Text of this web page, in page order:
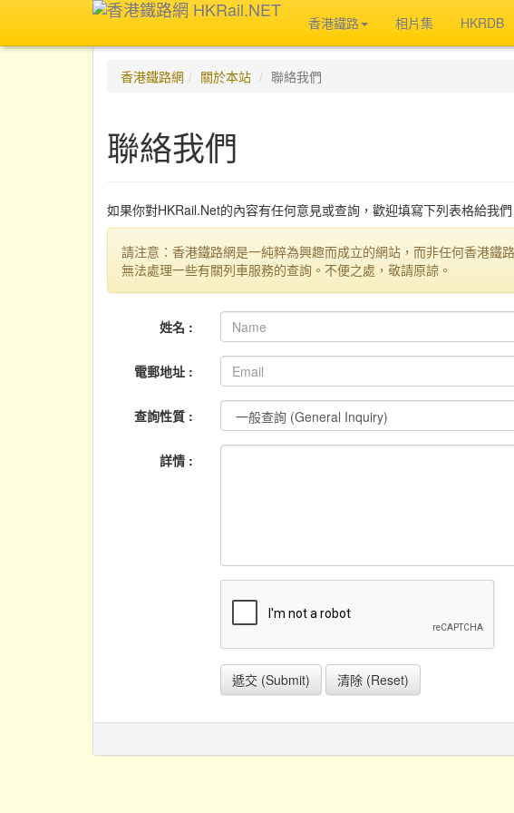
香港鐵路 相片集 HKRDB
香港鐵路網 關於本站 聯絡我們
聯絡我們
如果你對HKRail.Net的內容有任何意見或查詢，歡迎填寫下列表格給我們
請注意：香港鐵路網是一純粹為興趣而成立的網站，而非任何香港鐵
無法處理一些有關列車服務的查詢。不便之處，敬請原諒。
姓名 :
電郵地址 :
查詢性質 :
詳情 :